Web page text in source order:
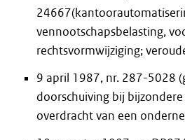
vennootschapsbelasting,
rechtsvormwijziging;
9 april 1987, nr. 287-5028
doorschuiving bij
overdracht van een